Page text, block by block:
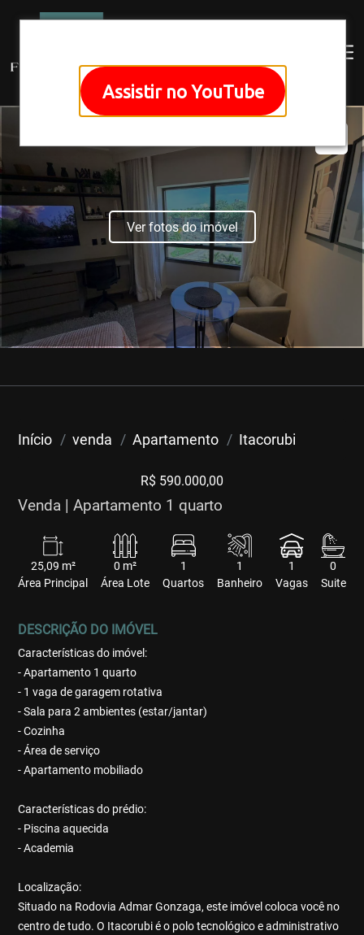
Assistir no YouTube
Ver fotos do imóvel
Início venda Apartamento Itacorubi
R$ 590.000,00
Venda | Apartamento 1 quarto
25,09 m²
Área Principal
0 m²
Área Lote
1
Quartos
1
Banheiro
1
Vagas
0
Suite
DESCRIÇÃO DO IMÓVEL
Características do imóvel:
- Apartamento 1 quarto
- 1 vaga de garagem rotativa
- Sala para 2 ambientes (estar/jantar)
- Cozinha
- Área de serviço
- Apartamento mobiliado
Características do prédio:
- Piscina aquecida
- Academia
Localização:
Situado na Rodovia Admar Gonzaga, este imóvel coloca você no
centro de tudo. O Itacorubi é o polo tecnológico e administrativo